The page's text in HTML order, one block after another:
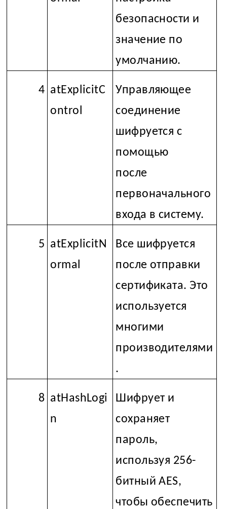
безопасности и
значение по
умолчанию.
4 atExplicitC
ontrol
Управляющее
соединение
шифруется с
помощью
после
первоначального
входа в систему.
5 atExplicitN
ormal
Все шифруется
после отправки
сертификата. Это
используется
многими
производителями
.
8 atHashLogi
n
Шифрует и
сохраняет
пароль,
используя 256-
битный AES,
чтобы обеспечить